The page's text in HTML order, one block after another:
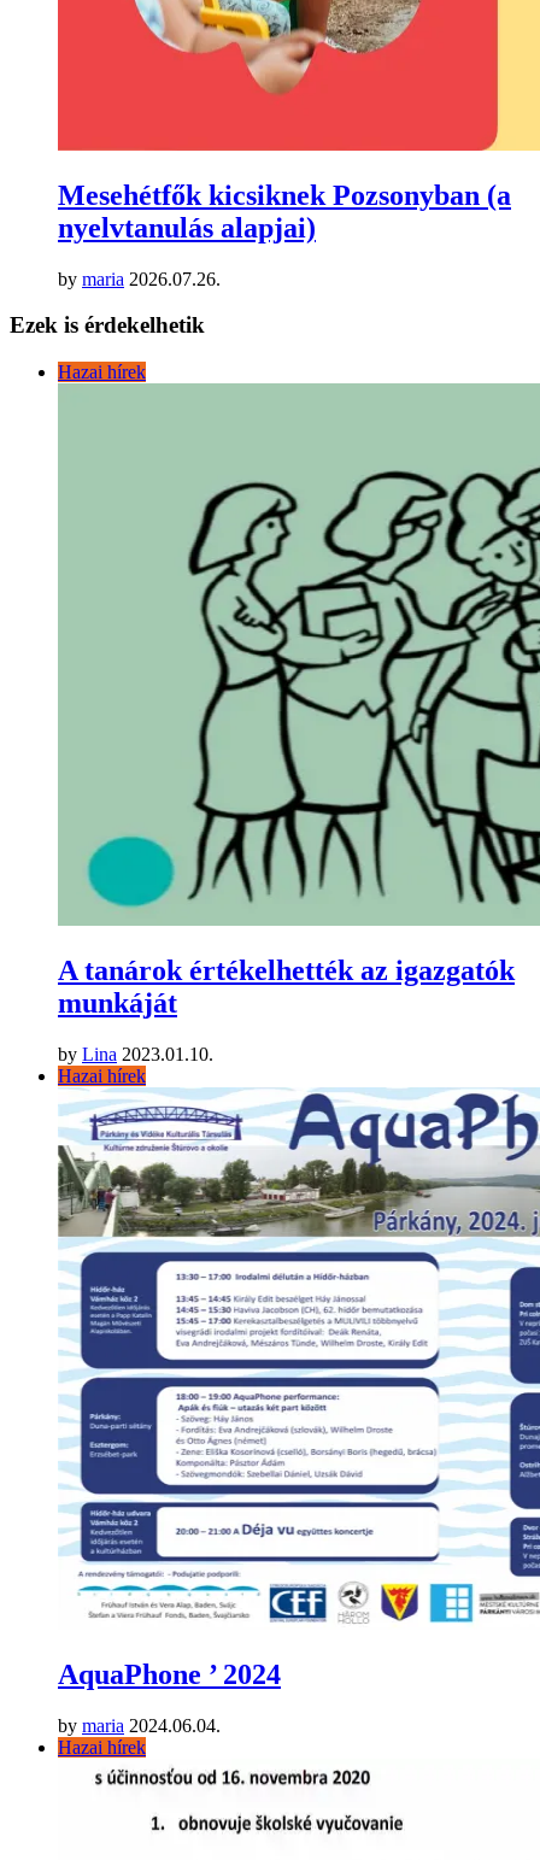
Mesehétfők kicsiknek Pozsonyban (a
nyelvtanulás alapjai)
by maria 2026.07.26.
Ezek is érdekelhetik
Hazai hírek
A tanárok értékelhették az igazgatók
munkáját
by Lina 2023.01.10.
Hazai hírek
AquaPhone ’ 2024
by maria 2024.06.04.
Hazai hírek